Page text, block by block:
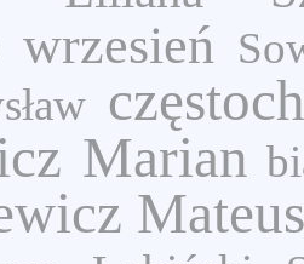
wrzesień
Marian